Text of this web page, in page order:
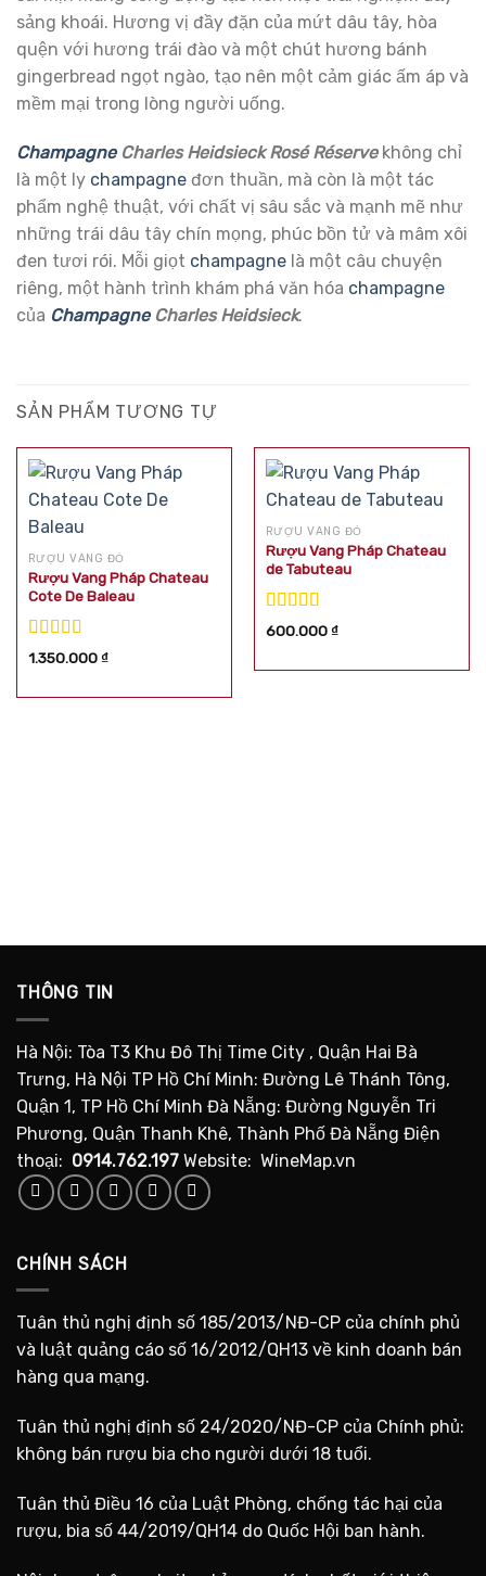
sảng khoái. Hương vị đầy đặn của mứt dâu tây, hòa
quện với hương trái đào và một chút hương bánh
gingerbread ngọt ngào, tạo nên một cảm giác ấm áp và
mềm mại trong lòng người uống.
ChampagneCharles Heidsieck Rosé Réservekhông chỉ
là một ly champagne đơn thuần, mà còn là một tác
phẩm nghệ thuật, với chất vị sâu sắc và mạnh mẽ như
những trái dâu tây chín mọng, phúc bồn tử và mâm xôi
đen tươi rói. Mỗi giọt champagne là một câu chuyện
riêng, một hành trình khám phá văn hóa champagne
của ChampagneCharles Heidsieck.
SẢN PHẨM TƯƠNG TỰ
RƯỢU VANG ĐỎ
Rượu Vang Pháp Chateau
Cote De Baleau
Được xếp
1.350.000₫
RƯỢU VANG ĐỎ
Rượu Vang Pháp Chateau
de Tabuteau
Được xếp
600.000₫
THÔNG TIN
Hà Nội: Tòa T3 Khu Đô Thị Time City , Quận Hai Bà
Trưng, Hà Nội TP Hồ Chí Minh: Đường Lê Thánh Tông,
Quận 1, TP Hồ Chí Minh Đà Nẵng: Đường Nguyễn Tri
Phương, Quận Thanh Khê, Thành Phố Đà Nẵng Điện
thoại: 0914.762.197 Website: WineMap.vn
CHÍNH SÁCH
Tuân thủ nghị định số 185/2013/NĐ-CP của chính phủ
và luật quảng cáo số 16/2012/QH13 về kinh doanh bán
hàng qua mạng.
Tuân thủ nghị định số 24/2020/NĐ-CP của Chính phủ:
không bán rượu bia cho người dưới 18 tuổi.
Tuân thủ Điều 16 của Luật Phòng, chống tác hại của
rượu, bia số 44/2019/QH14 do Quốc Hội ban hành.